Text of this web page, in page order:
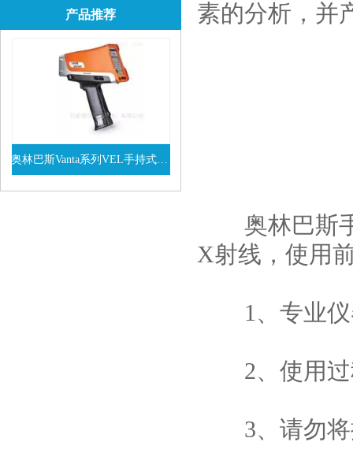
产品推荐
奥林巴斯Vanta系列VEL手持式XRF光谱仪
查看详情
素的分析，并
奥林巴斯手
X射线，使用
1、专业仪
2、使用过
3、请勿将